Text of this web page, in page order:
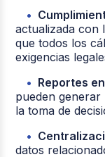
actualizada con
que todos los
exigencias
Reportes
pueden
la toma de
datos